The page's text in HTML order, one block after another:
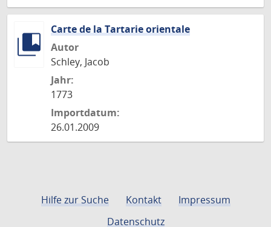
Carte de la Tartarie orientale
Autor
Schley, Jacob
Jahr:
1773
Importdatum:
26.01.2009
Hilfe zur Suche Kontakt
Impressum
Datenschutz